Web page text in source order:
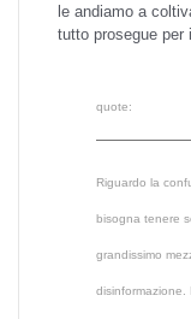
le andiamo a
tutto prosegue per
quote:
Riguardo la
bisogna tenere
grandissimo
disinformazione.